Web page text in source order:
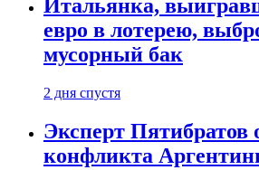
Итальянка,
евро в лотерею,
мусорный бак
2 дня спустя
Эксперт Пятибратов
конфликта